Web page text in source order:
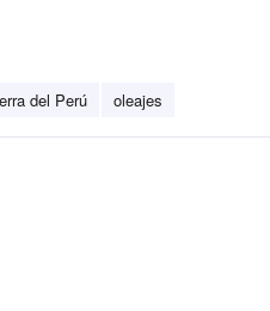
del Perú oleajes